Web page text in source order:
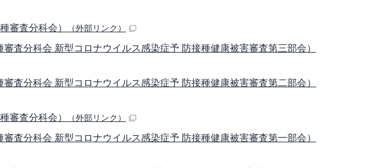
審査分科会） （外部リンク）
査分科会 新型コロナウイルス感染症予 防接種健康被害審査第三部会）
査分科会 新型コロナウイルス感染症予 防接種健康被害審査第二部会）
審査分科会） （外部リンク）
査分科会 新型コロナウイルス感染症予 防接種健康被害審査第一部会）